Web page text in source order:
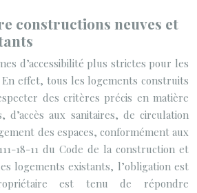
constructions neuves et
d’accessibilité plus strictes pour les
effet, tous les logements construits
des critères précis en matière
aux sanitaires, de circulation
des espaces, conformément aux
18-11 du Code de la construction et
logements existants, l’obligation est
est tenu de répondre